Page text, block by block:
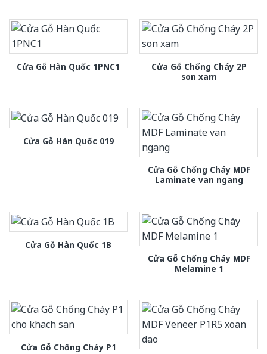
Cửa Gỗ Hàn Quốc 1PNC1
Cửa Gỗ Chống Cháy 2P
son xam
Cửa Gỗ Hàn Quốc 019
Cửa Gỗ Chống Cháy MDF
Laminate van ngang
Cửa Gỗ Hàn Quốc 1B
Cửa Gỗ Chống Cháy MDF
Melamine 1
Cửa Gỗ Chống Cháy P1